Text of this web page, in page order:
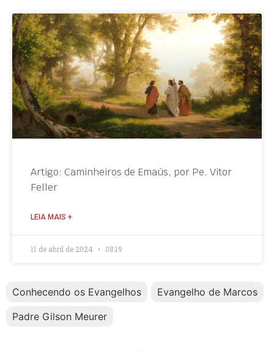
Artigo: Caminheiros de Emaús, por Pe. Vitor
Feller
LEIA MAIS +
11 de abril de 2024 08:19
Conhecendo os Evangelhos
Evangelho de Marcos
Padre Gilson Meurer